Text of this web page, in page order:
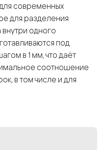
современных
для разделения
одного
под
в 1 мм, что даёт
соотношение
в том числе и для
с различными